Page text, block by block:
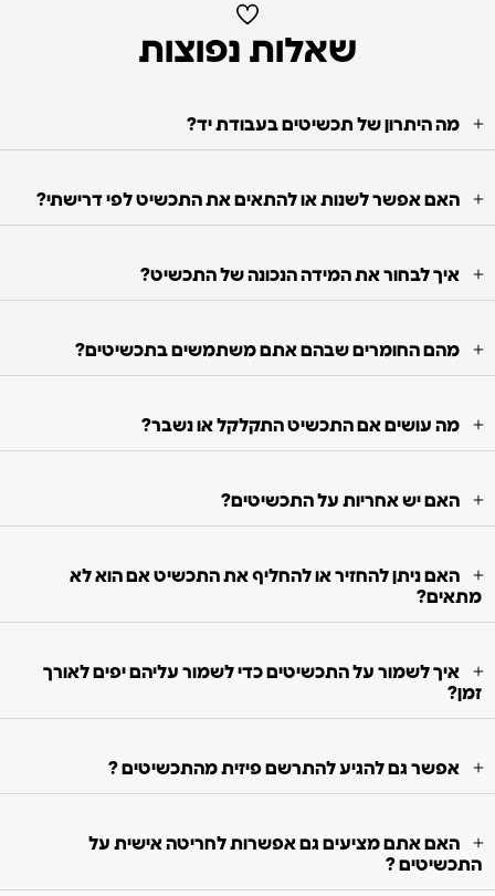
שאלות נפוצות
מה היתרון של תכשיטים בעבודת יד?
האם אפשר לשנות או להתאים את התכשיט לפי דרישתי?
איך לבחור את המידה הנכונה של התכשיט?
מהם החומרים שבהם אתם משתמשים בתכשיטים?
מה עושים אם התכשיט התקלקל או נשבר?
האם יש אחריות על התכשיטים?
האם ניתן להחזיר או להחליף את התכשיט אם הוא לא
מתאים?
איך לשמור על התכשיטים כדי לשמור עליהם יפים לאורך
זמן?
אפשר גם להגיע להתרשם פיזית מהתכשיטים ?
האם אתם מציעים גם אפשרות לחריטה אישית על
התכשיטים ?